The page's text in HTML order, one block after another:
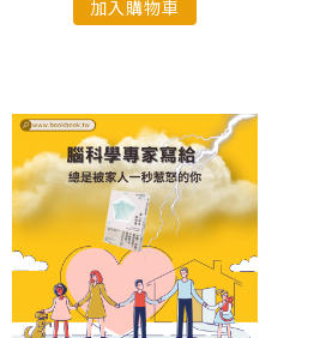
加入購物車